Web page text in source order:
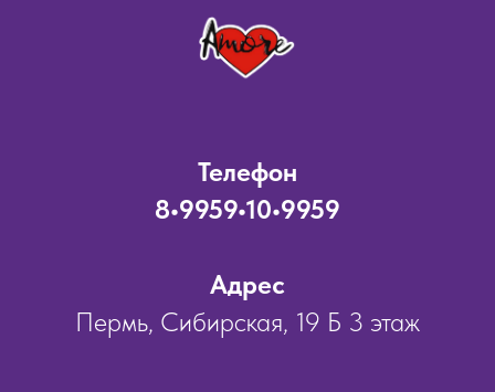
Телефон
8•9959•10•9959
Адрес
Пермь, Сибирская, 19 Б 3 этаж